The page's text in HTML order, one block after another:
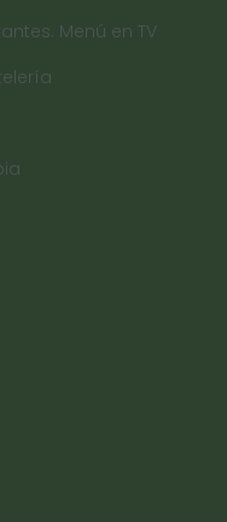
Menú en TV